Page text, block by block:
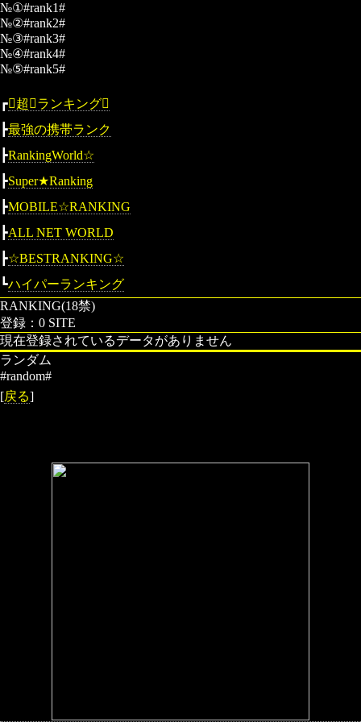
№①#rank1#
№②#rank2#
№③#rank3#
№④#rank4#
№⑤#rank5#
┏超 ランキング
┣最強の携帯ランク
┣RankingWorld☆
┣Super★Ranking
┣MOBILE☆RANKING
┣ALL NET WORLD
┣☆BESTRANKING☆
┗ハイパーランキング
RANKING(18禁)
登録：0 SITE
現在登録されているデータがありません
ランダム
#random#
[戻る]